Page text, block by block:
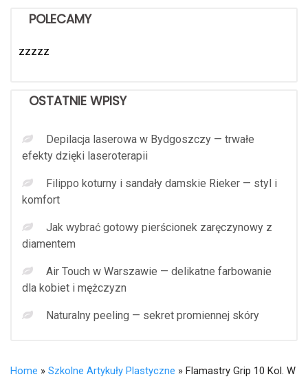
POLECAMY
zzzzz
OSTATNIE WPISY
Depilacja laserowa w Bydgoszczy — trwałe
efekty dzięki laseroterapii
Filippo koturny i sandały damskie Rieker — styl i
komfort
Jak wybrać gotowy pierścionek zaręczynowy z
diamentem
Air Touch w Warszawie — delikatne farbowanie
dla kobiet i mężczyzn
Naturalny peeling — sekret promiennej skóry
Home » Szkolne Artykuły Plastyczne » Flamastry Grip 10 Kol. W